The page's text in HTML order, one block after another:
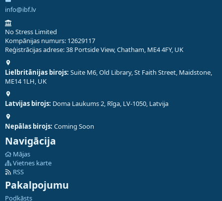
info@ibf.lv
No Stress Limited
Kompānijas numurs: 12629117
Reģistrācijas adrese: 38 Portside View, Chatham, ME4 4FY, UK
Lielbritānijas birojs: Suite M6, Old Library, St Faith Street, Maidstone,
ME14 1LH, UK
Latvijas birojs: Doma Laukums 2, Rīga, LV-1050, Latvija
Nepālas birojs: Coming Soon
Navigācija
Mājas
Vietnes karte
RSS
Pakalpojumu
Podkāsts